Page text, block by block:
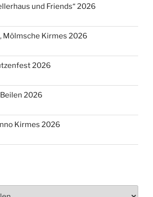
und Friends“ 2026
Mölmsche Kirmes 2026
2026
2026
Kirmes 2026